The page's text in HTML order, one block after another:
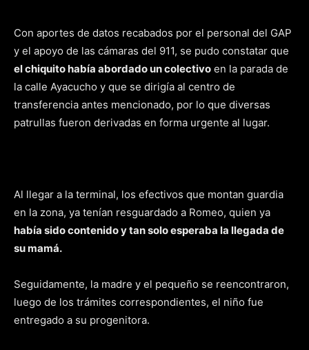
Con aportes de datos recabados por el personal del GAP
y el apoyo de las cámaras del 911, se pudo constatar que
el chiquito había abordado un colectivo en la parada de
la calle Ayacucho y que se dirigía al centro de
transferencia antes mencionado, por lo que diversas
patrullas fueron derivadas en forma urgente al lugar.
Al llegar a la terminal, los efectivos que montan guardia
en la zona, ya tenían resguardado a Romeo, quien ya
había sido contenido y tan solo esperaba la llegada de
su mamá.
Seguidamente, la madre y el pequeño se reencontraron,
luego de los trámites correspondientes, el niño fue
entregado a su progenitora.